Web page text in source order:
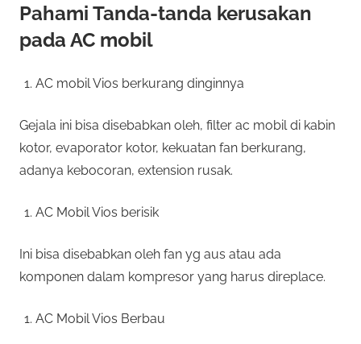
Pahami Tanda-tanda kerusakan
pada AC mobil
AC mobil Vios berkurang dinginnya
Gejala ini bisa disebabkan oleh, filter ac mobil di kabin
kotor, evaporator kotor, kekuatan fan berkurang,
adanya kebocoran, extension rusak.
AC Mobil Vios berisik
Ini bisa disebabkan oleh fan yg aus atau ada
komponen dalam kompresor yang harus direplace.
AC Mobil Vios Berbau